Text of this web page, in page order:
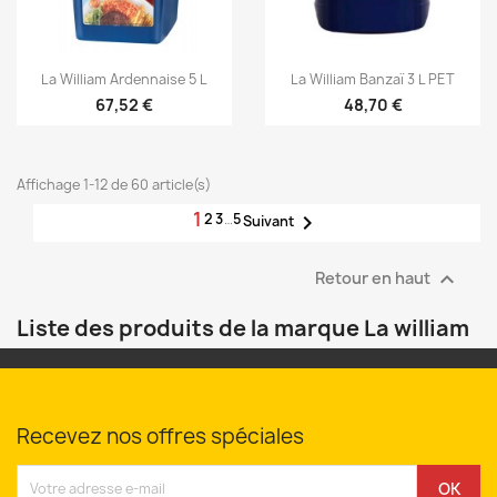
Aperçu rapide
La William Ardennaise 5 L
67,52 €
Aperçu rapide
La William Banzaï 3 L PET
48,70 €
Affichage 1-12 de 60 article(s)
1 23…5Suivant 
Retour en haut 
Liste des produits de la marque La william
Recevez nos offres spéciales